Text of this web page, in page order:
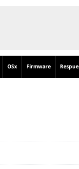
OSx Firmware